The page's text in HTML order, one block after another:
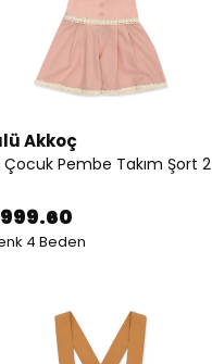
Akkoç
Çocuk Pembe Takım Şort 2
4 Beden